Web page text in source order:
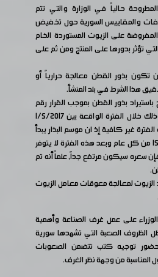
حالياً في الوزارة والتي تتم
والمقاييس السورية حول تخفيض
على الزيوت المستوردة الخام
تؤثر بدورها على المنتج ومن ثم على
بذور القطن معالجة حرارياً أو
هذا الشرط في بلد المنشأ.
2017 السماح باستيراد بذور القطن بموجب القرار رقم
/492/ تاريخ 16/5/2017 وذلك خلال الفترة الواقعة بين 1/5/2017
أن هذه الفترة غير كافية إذ ان موسم البذار يبدأ
في 15/9 وينتهي في 15/12 من كل عام وبعد هذه الفترة لا يتوفر
سعره سيكون مرتفع جداً, علماً أنه تم
الزيوت لمعالجة معوقات معامل الزيوت
على عمل غرف الصناعة وأهمية
الظروف الصعبة التي تشهدها سورية
توجيه كتب تتضمن الصعوبات
المناسبة من وجهة نظر الغرف.